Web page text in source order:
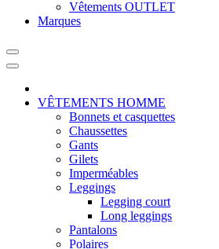
Vêtements OUTLET
Marques
VÊTEMENTS HOMME
Bonnets et casquettes
Chaussettes
Gants
Gilets
Imperméables
Leggings
Legging court
Long leggings
Pantalons
Polaires